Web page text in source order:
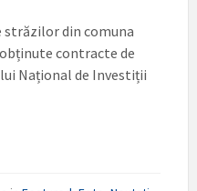
străzilor din comuna
contracte de
Național de Investiții